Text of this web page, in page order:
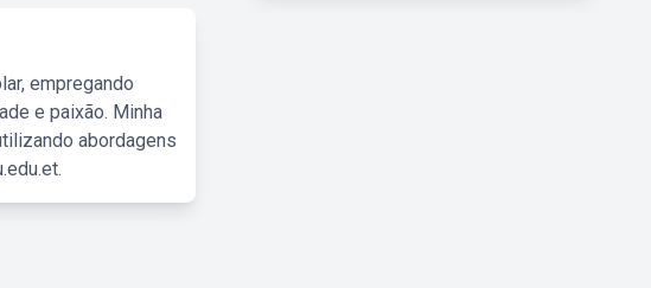
empregando
e paixão. Minha
abordagens